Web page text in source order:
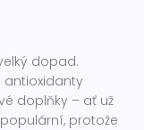
dopad.
antioxidanty
doplňky – ať už
protože